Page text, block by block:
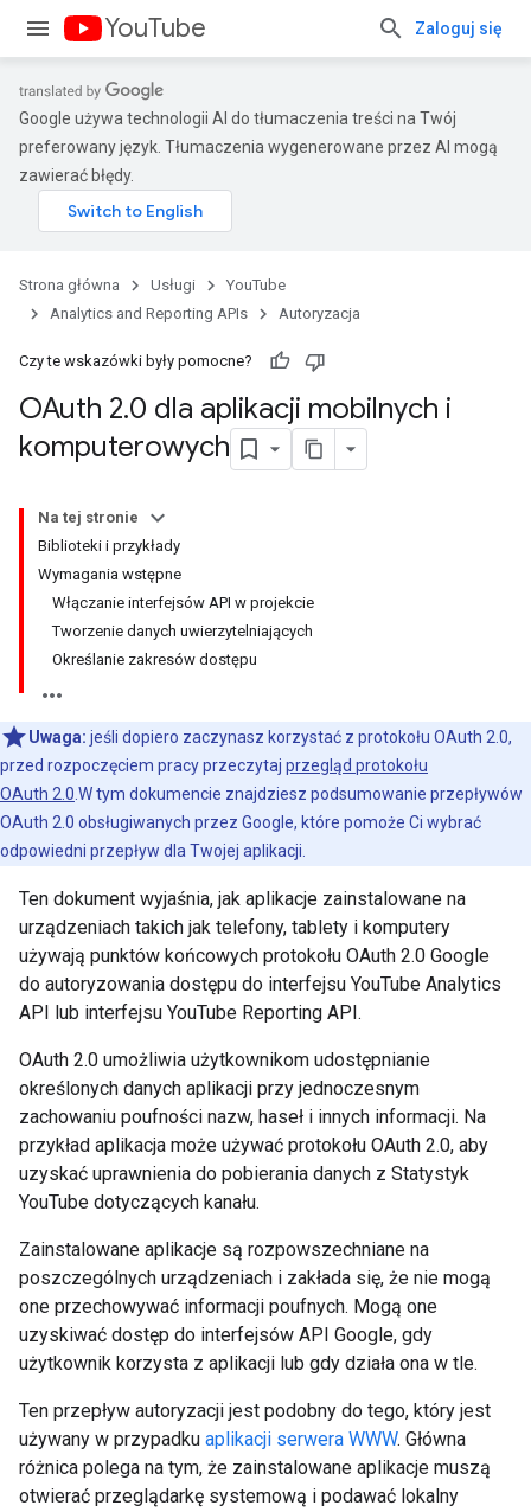
YouTube Zaloguj się
Google używa technologii AI do tłumaczenia treści na Twój
preferowany język. Tłumaczenia wygenerowane przez AI mogą
zawierać błędy.
Strona główna Usługi
YouTube
Analytics and Reporting APIs
Autoryzacja
Czy te wskazówki były pomocne?
OAuth 2.0 dla aplikacji mobilnych i
komputerowych
Na tej stronie
Biblioteki i przykłady
Wymagania wstępne
Włączanie interfejsów API w projekcie
Tworzenie danych uwierzytelniających
Określanie zakresów dostępu
Uwaga: jeśli dopiero zaczynasz korzystać z protokołu OAuth 2.0,
przed rozpoczęciem pracy przeczytaj przegląd protokołu
OAuth 2.0 .W tym dokumencie znajdziesz podsumowanie przepływów
OAuth 2.0 obsługiwanych przez Google, które pomoże Ci wybrać
odpowiedni przepływ dla Twojej aplikacji.
Ten dokument wyjaśnia, jak aplikacje zainstalowane na
urządzeniach takich jak telefony, tablety i komputery
używają punktów końcowych protokołu OAuth 2.0 Google
do autoryzowania dostępu do interfejsu YouTube Analytics
API lub interfejsu YouTube Reporting API.
OAuth 2.0 umożliwia użytkownikom udostępnianie
określonych danych aplikacji przy jednoczesnym
zachowaniu poufności nazw, haseł i innych informacji. Na
przykład aplikacja może używać protokołu OAuth 2.0, aby
uzyskać uprawnienia do pobierania danych z Statystyk
YouTube dotyczących kanału.
Zainstalowane aplikacje są rozpowszechniane na
poszczególnych urządzeniach i zakłada się, że nie mogą
one przechowywać informacji poufnych. Mogą one
uzyskiwać dostęp do interfejsów API Google, gdy
użytkownik korzysta z aplikacji lub gdy działa ona w tle.
Ten przepływ autoryzacji jest podobny do tego, który jest
używany w przypadku aplikacji serwera WWW. Główna
różnica polega na tym, że zainstalowane aplikacje muszą
otwierać przeglądarkę systemową i podawać lokalny